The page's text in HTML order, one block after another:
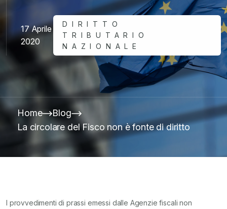
17 Aprile
2020
DIRITTO
TRIBUTARIO
NAZIONALE
Home
Blog
La circolare del Fisco non è fonte di diritto
I provvedimenti di prassi emessi dalle Agenzie fiscali non